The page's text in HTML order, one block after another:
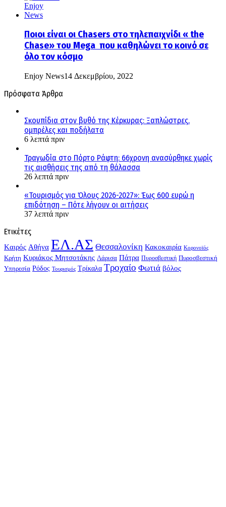
Ποιοι είναι οι Chasers στο τηλεπαιχνίδι « the
Chase» του Mega που καθηλώνει το κοινό σε
όλο τον κόσμο
Enjoy News14 Δεκεμβρίου, 2022
Πρόσφατα Άρθρα
Σκουπίδια στον βυθό της Κέρκυρας: Ξαπλώστρες,
ομπρέλες και ποδήλατα
6 λεπτά πριν
Τραγωδία στο Πόρτο Ράφτη: 66χρονη ανασύρθηκε χωρίς
τις αισθήσεις της από τη θάλασσα
26 λεπτά πριν
«Τουρισμός για Όλους 2026-2027»: Έως 600 ευρώ η
επιδότηση – Πότε λήγουν οι αιτήσεις
37 λεπτά πριν
Ετικέτες
Kαιρός Αθήνα ΕΛ.ΑΣ Θεσσαλονίκη Κακοκαιρία Κορονοϊός
Κρήτη Κυριάκος Μητσοτάκης Λάρισα Πάτρα Πυροσβεστική Πυροσβεστική
Υπηρεσία Ρόδος Τουρισμός Τρίκαλα Τροχαίο Φωτιά βόλος